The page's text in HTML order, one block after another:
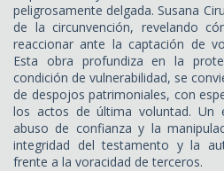
peligrosamente delgada. Susana
de la circunvención, revelando
reaccionar ante la captación de
Esta obra profundiza en la
condición de vulnerabilidad, se
de despojos patrimoniales, con
los actos de última voluntad. Un
abuso de confianza y la
integridad del testamento y la
frente a la voracidad de terceros.